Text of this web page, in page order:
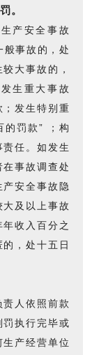
。
产安全事故
般事故的，处
大事故的，
生重大事故
；发生特别重
的罚款” ；构
任。如发生
事故调查处
安全事故隐
及以上事故
收入百分之
，处十五日
人依照前款
执行完毕或
产经营单位